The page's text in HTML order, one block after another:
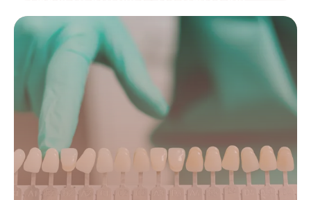
indiquent que vous en avez vraiment
besoin
19 mai 2026